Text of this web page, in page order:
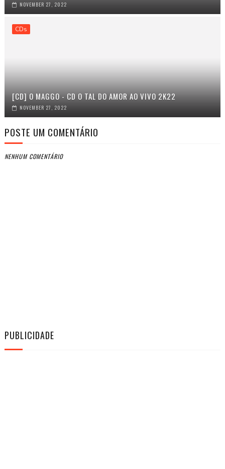
NOVEMBER 27, 2022
CDs
[CD] O MAGGO - CD O TAL DO AMOR AO VIVO 2K22
NOVEMBER 27, 2022
POSTE UM COMENTÁRIO
NENHUM COMENTÁRIO
PUBLICIDADE